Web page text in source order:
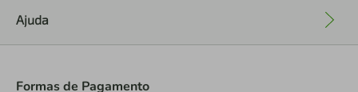
Ajuda
Formas de Pagamento